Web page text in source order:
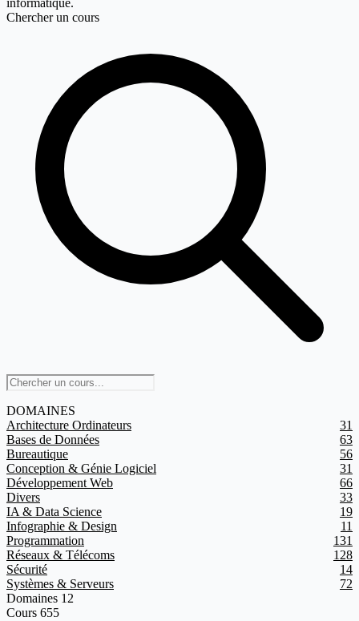
informatique.
Chercher un cours
DOMAINES
Architecture Ordinateurs
31
Bases de Données
63
Bureautique
56
Conception & Génie Logiciel
31
Développement Web
66
Divers
33
IA & Data Science
19
Infographie & Design
11
Programmation
131
Réseaux & Télécoms
128
Sécurité
14
Systèmes & Serveurs
72
Domaines 12
Cours 655